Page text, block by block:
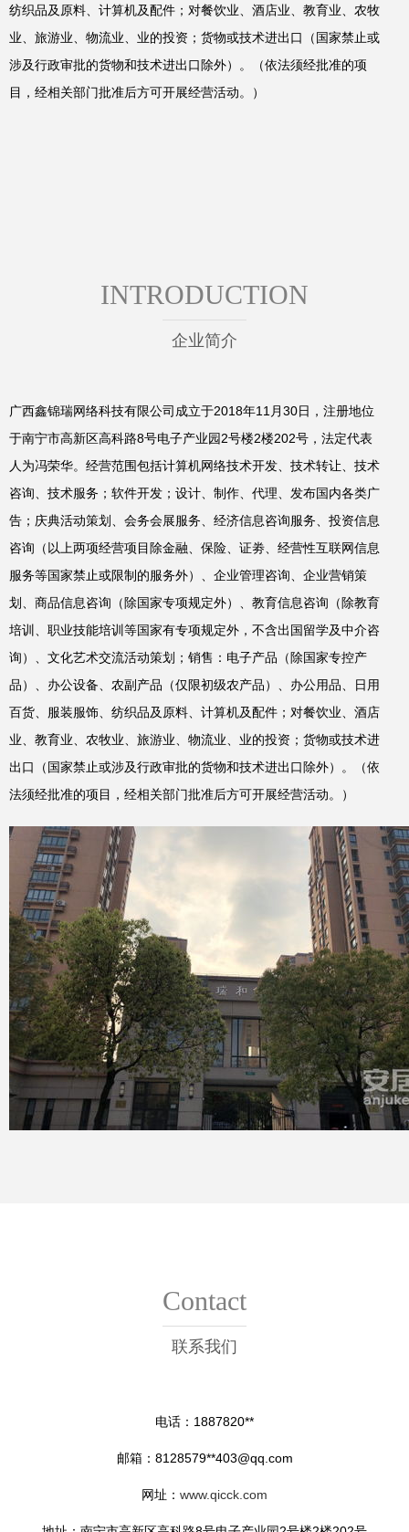
纺织品及原料、计算机及配件；对餐饮业、酒店业、教育业、农牧
业、旅游业、物流业、业的投资；货物或技术进出口（国家禁止或
涉及行政审批的货物和技术进出口除外）。（依法须经批准的项
目，经相关部门批准后方可开展经营活动。）
INTRODUCTION
企业简介
广西鑫锦瑞网络科技有限公司成立于2018年11月30日，注册地位
于南宁市高新区高科路8号电子产业园2号楼2楼202号，法定代表
人为冯荣华。经营范围包括计算机网络技术开发、技术转让、技术
咨询、技术服务；软件开发；设计、制作、代理、发布国内各类广
告；庆典活动策划、会务会展服务、经济信息咨询服务、投资信息
咨询（以上两项经营项目除金融、保险、证劵、经营性互联网信息
服务等国家禁止或限制的服务外）、企业管理咨询、企业营销策
划、商品信息咨询（除国家专项规定外）、教育信息咨询（除教育
培训、职业技能培训等国家有专项规定外，不含出国留学及中介咨
询）、文化艺术交流活动策划；销售：电子产品（除国家专控产
品）、办公设备、农副产品（仅限初级农产品）、办公用品、日用
百货、服装服饰、纺织品及原料、计算机及配件；对餐饮业、酒店
业、教育业、农牧业、旅游业、物流业、业的投资；货物或技术进
出口（国家禁止或涉及行政审批的货物和技术进出口除外）。（依
法须经批准的项目，经相关部门批准后方可开展经营活动。）
Contact
联系我们
电话：1887820**
邮箱：8128579**403@qq.com
网址： www.qicck.com